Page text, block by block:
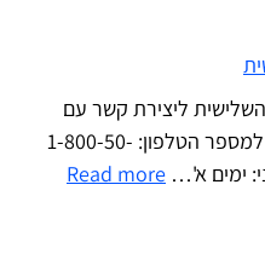
ליצירת קשר עם
שירות הלקוחות ניתן לפנות למספר הטלפון: 1-800-50-
Read more